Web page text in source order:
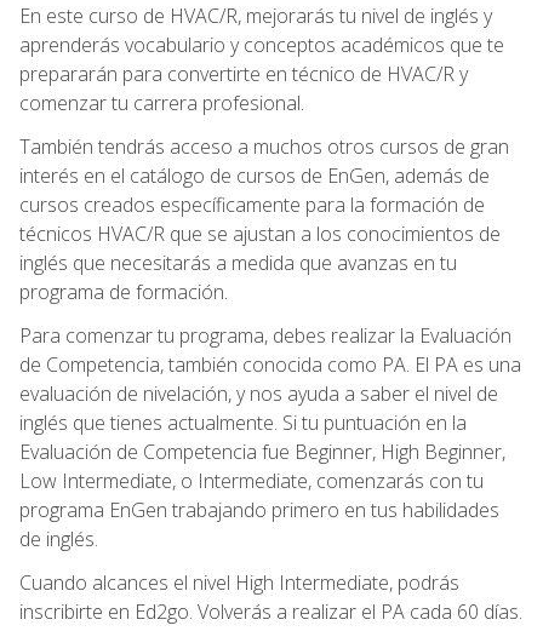
En este curso de HVAC/R, mejorarás tu nivel de inglés y
aprenderás vocabulario y conceptos académicos que te
prepararán para convertirte en técnico de HVAC/R y
comenzar tu carrera profesional.
También tendrás acceso a muchos otros cursos de gran
interés en el catálogo de cursos de EnGen, además de
cursos creados específicamente para la formación de
técnicos HVAC/R que se ajustan a los conocimientos de
inglés que necesitarás a medida que avanzas en tu
programa de formación.
Para comenzar tu programa, debes realizar la Evaluación
de Competencia, también conocida como PA. El PA es una
evaluación de nivelación, y nos ayuda a saber el nivel de
inglés que tienes actualmente. Si tu puntuación en la
Evaluación de Competencia fue Beginner, High Beginner,
Low Intermediate, o Intermediate, comenzarás con tu
programa EnGen trabajando primero en tus habilidades
de inglés.
Cuando alcances el nivel High Intermediate, podrás
inscribirte en Ed2go. Volverás a realizar el PA cada 60 días.